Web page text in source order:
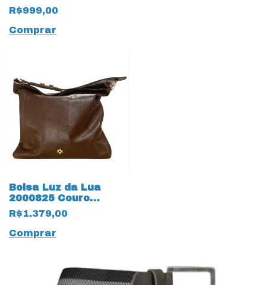
R$999,00
Comprar
Bolsa Luz da Lua
2000825 Couro
Natural Atacama
19651 Trufa
R$1.379,00
Comprar